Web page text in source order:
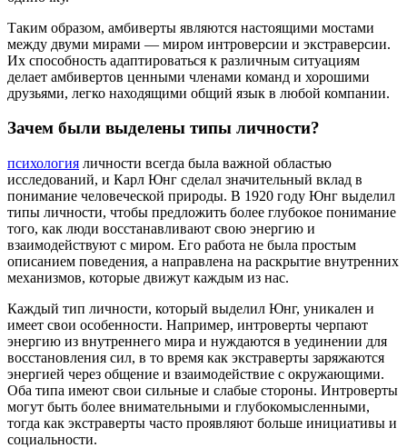
Таким образом, амбиверты являются настоящими мостами
между двуми мирами — миром интроверсии и экстраверсии.
Их способность адаптироваться к различным ситуациям
делает амбивертов ценными членами команд и хорошими
друзьями, легко находящими общий язык в любой компании.
Зачем были выделены типы личности?
психология личности всегда была важной областью
исследований, и Карл Юнг сделал значительный вклад в
понимание человеческой природы. В 1920 году Юнг выделил
типы личности, чтобы предложить более глубокое понимание
того, как люди восстанавливают свою энергию и
взаимодействуют с миром. Его работа не была простым
описанием поведения, а направлена на раскрытие внутренних
механизмов, которые движут каждым из нас.
Каждый тип личности, который выделил Юнг, уникален и
имеет свои особенности. Например, интроверты черпают
энергию из внутреннего мира и нуждаются в уединении для
восстановления сил, в то время как экстраверты заряжаются
энергией через общение и взаимодействие с окружающими.
Оба типа имеют свои сильные и слабые стороны. Интроверты
могут быть более внимательными и глубокомысленными,
тогда как экстраверты часто проявляют больше инициативы и
социальности.